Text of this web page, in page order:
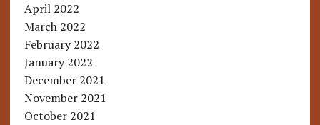
April 2022
March 2022
February 2022
January 2022
December 2021
November 2021
October 2021